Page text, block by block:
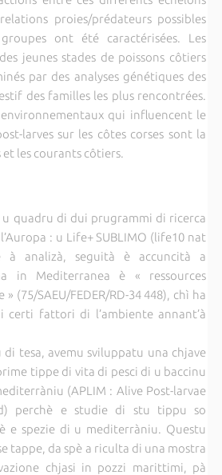
proies/prédateurs possibles
ont été caractérisées. Les
jeunes stades de poissons côtiers
par des analyses génétiques des
des familles les plus rencontrées.
qui influencent le
larves sur les côtes corses sont la
les courants côtiers.
u quadru di dui prugrammi di ricerca
: u Life+ SUBLIMO (life10 nat
à analizà, seguità è accuncità a
in Mediterranea è « ressources
(75/SAEU/FEDER/RD-34 448), chì ha
certi fattori di l’ambiente annant’à
tesa, avemu sviluppatu una chjave
tippe di vita di pesci di u baccinu
(APLIM : Alive Post-larvae
perchè e studie di stu tippu so
e spezie di u mediterràniu. Questu
tappe, da spè a riculta di una mostra
chjasi in pozzi marittimi, pà